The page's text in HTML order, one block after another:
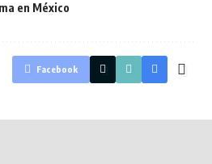
en México
Facebook